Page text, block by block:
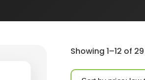
Showing 1–12 of